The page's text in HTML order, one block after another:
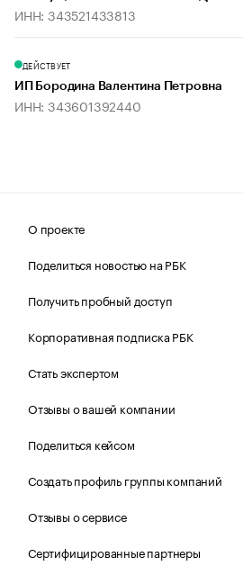
ИНН: 343521433813
ДЕЙСТВУЕТ
ИП Бородина Валентина Петровна
ИНН: 343601392440
О проекте
Поделиться новостью на РБК
Получить пробный доступ
Корпоративная подписка РБК
Стать экспертом
Отзывы о вашей компании
Поделиться кейсом
Создать профиль группы компаний
Отзывы о сервисе
Сертифицированные партнеры